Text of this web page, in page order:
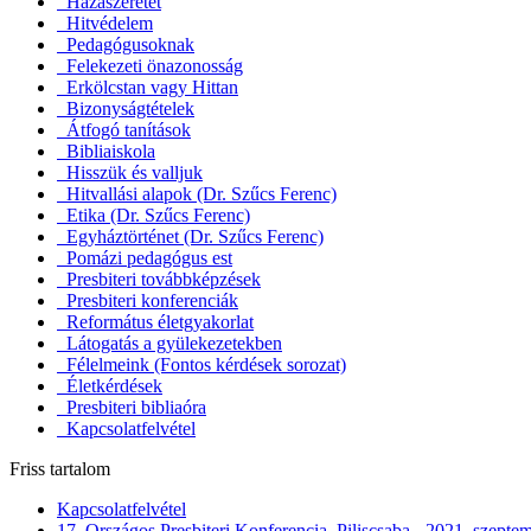
Hitvédelem
Pedagógusoknak
Felekezeti önazonosság
Erkölcstan vagy Hittan
Bizonyságtételek
Átfogó tanítások
Bibliaiskola
Hisszük és valljuk
Hitvallási alapok (Dr. Szűcs Ferenc)
Etika (Dr. Szűcs Ferenc)
Egyháztörténet (Dr. Szűcs Ferenc)
Pomázi pedagógus est
Presbiteri továbbképzések
Presbiteri konferenciák
Református életgyakorlat
Látogatás a gyülekezetekben
Félelmeink (Fontos kérdések sorozat)
Életkérdések
Presbiteri bibliaóra
Kapcsolatfelvétel
Friss tartalom
Kapcsolatfelvétel